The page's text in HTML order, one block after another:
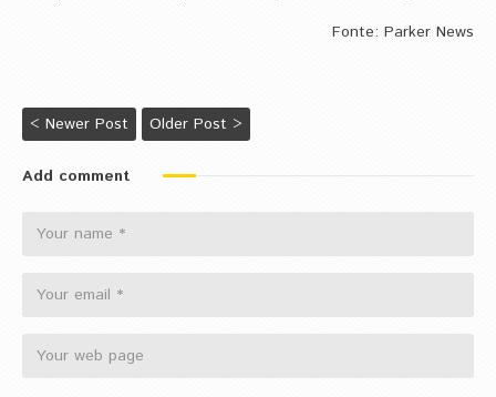
Fonte: Parker News
< Newer Post Older Post >
Add comment